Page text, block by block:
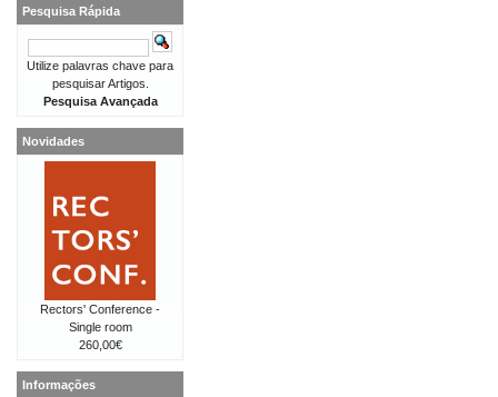
Pesquisa Rápida
Utilize palavras chave para
pesquisar Artigos.
Pesquisa Avançada
Novidades
Rectors' Conference -
Single room
260,00€
Informações